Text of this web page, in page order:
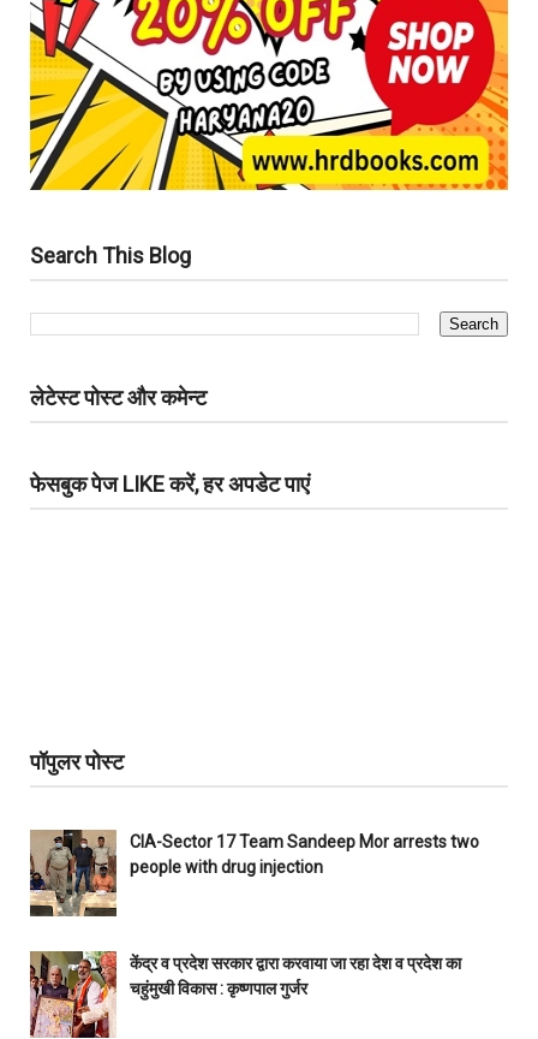
Search This Blog
लेटेस्ट पोस्ट और कमेन्ट
फेसबुक पेज LIKE करें, हर अपडेट पाएं
पॉपुलर पोस्ट
CIA-Sector 17 Team Sandeep Mor arrests two
people with drug injection
केंद्र व प्रदेश सरकार द्वारा करवाया जा रहा देश व प्रदेश का
चहुंमुखी विकास : कृष्णपाल गुर्जर